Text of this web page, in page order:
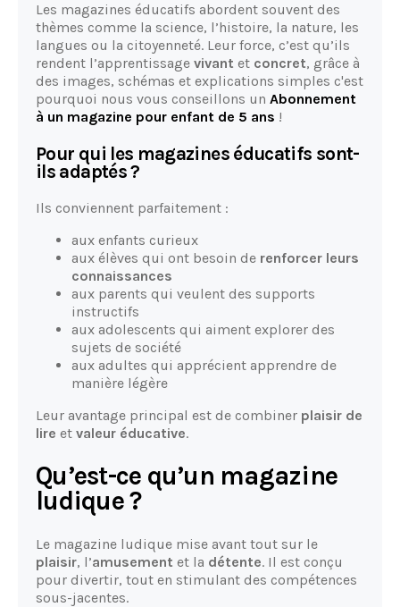
Les magazines éducatifs abordent souvent des
thèmes comme la science, l’histoire, la nature, les
langues ou la citoyenneté. Leur force, c’est qu’ils
rendent l’apprentissage vivant et concret, grâce à
des images, schémas et explications simples c'est
pourquoi nous vous conseillons un Abonnement
à un magazine pour enfant de 5 ans !
Pour qui les magazines éducatifs sont-
ils adaptés ?
Ils conviennent parfaitement :
aux enfants curieux
aux élèves qui ont besoin de renforcer leurs
connaissances
aux parents qui veulent des supports
instructifs
aux adolescents qui aiment explorer des
sujets de société
aux adultes qui apprécient apprendre de
manière légère
Leur avantage principal est de combiner plaisir de
lire et valeur éducative.
Qu’est-ce qu’un magazine
ludique ?
Le magazine ludique mise avant tout sur le
plaisir, l’amusement et la détente. Il est conçu
pour divertir, tout en stimulant des compétences
sous-jacentes.